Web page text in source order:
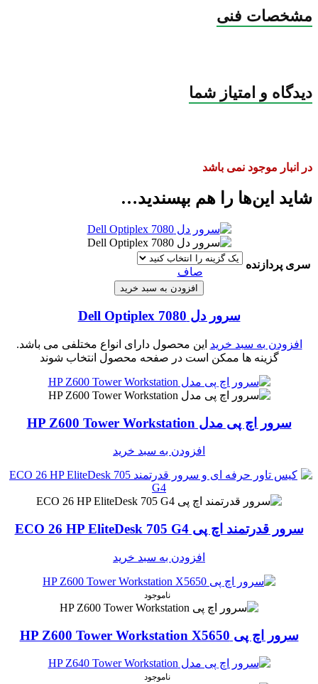
مشخصات فنی
دیدگاه و امتیاز شما
در انبار موجود نمی باشد
شاید این‌ها را هم بپسندید…
سری پردازنده
صاف
افزودن به سبد خرید
سرور دل Dell Optiplex 7080
افزودن به سبد خرید این محصول دارای انواع مختلفی می باشد.
گزینه ها ممکن است در صفحه محصول انتخاب شوند
سرور اچ پی مدل HP Z600 Tower Workstation
افزودن به سبد خرید
سرور قدرتمند اچ پی ECO 26 HP EliteDesk 705 G4
افزودن به سبد خرید
ناموجود
سرور اچ پی HP Z600 Tower Workstation X5650
ناموجود